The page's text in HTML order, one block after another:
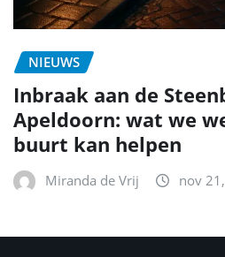
NIEUWS
Inbraak aan de
Apeldoorn: wat we
buurt kan helpen
Miranda de Vrij nov